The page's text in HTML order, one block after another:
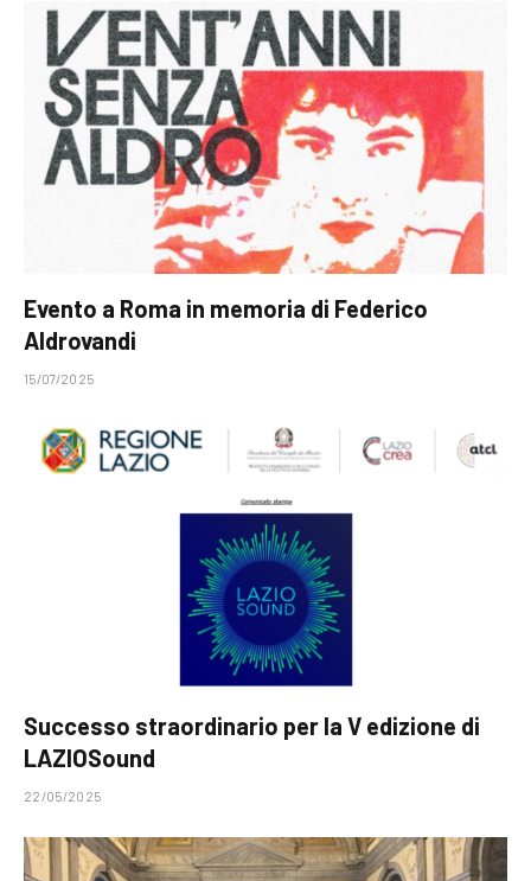
Evento a Roma in memoria di Federico
Aldrovandi
15/07/2025
Successo straordinario per la V edizione di
LAZIOSound
22/05/2025